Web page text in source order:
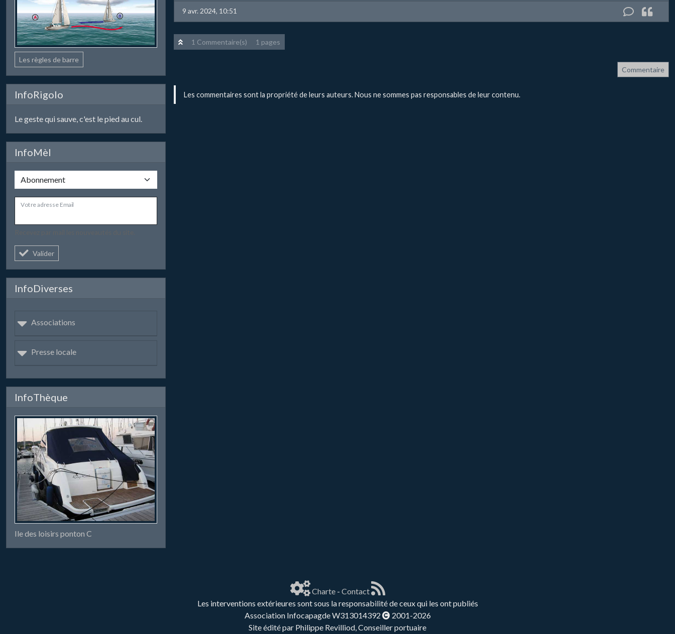
Les règles de barre
InfoRigolo
Le geste qui sauve, c'est le pied au cul.
InfoMèl
Votre adresse Email
Valider
InfoDiverses
Associations
Presse locale
InfoThèque
Ile des loisirs ponton C
9 avr. 2024, 10:51
1 Commentaire(s) 1 pages
Commentaire
Les commentaires sont la propriété de leurs auteurs. Nous ne sommes pas responsables de leur contenu.
Charte- Contact
Les interventions extérieures sont sous la responsabilité de ceux qui les ont publiés
Association Infocapagde W313014392
2001-2026
Site édité par Philippe Revilliod, Conseiller portuaire